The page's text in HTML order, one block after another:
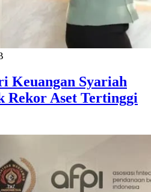
Keuangan Syariah
Rekor Aset Tertinggi